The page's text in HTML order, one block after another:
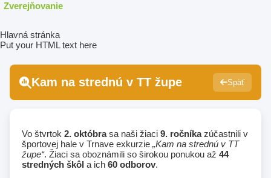
Zverejňovanie
Hlavná stránka
Put your HTML text here
Kam na strednú v TT župe Späť
Vo štvrtok 2. októbrasa naši žiaci 9. ročníkazúčastnili v
športovej hale v Trnave exkurzie „Kam na strednú v TT
župe“. Žiaci sa oboznámili so širokou ponukou až 44
stredných škôl a ich 60 odborov.